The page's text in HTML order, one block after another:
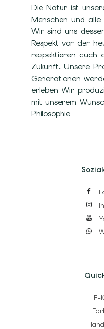
Die Natur ist
Menschen und alle
Wir sind uns
Respekt vor der
respektieren auch
Zukunft. Unsere
Generationen
erleben Wir
mit unserem
Philosophie
E-